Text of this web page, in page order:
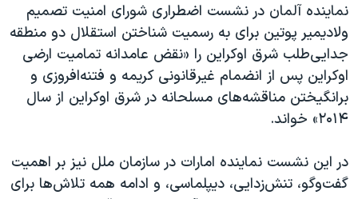
نماینده آلمان در نشست اضطراری شورای امنیت تصمیم
ولادیمیر پوتین برای به رسمیت شناختن استقلال دو منطقه
جدایی‌طلب شرق اوکراین را «نقض عامدانه تمامیت ارضی
اوکراین پس از انضمام غیرقانونی کریمه و فتنه‌افروزی و
برانگیختن مناقشه‌های مسلحانه در شرق اوکراین از سال
۲۰۱۴» خواند.
در این نشست نماینده امارات در سازمان ملل نیز بر اهمیت
گفت‌و‌گو، تنش‌زدایی، دیپلماسی، و ادامه همه تلاش‌ها برای